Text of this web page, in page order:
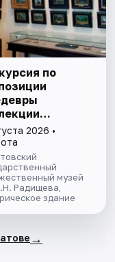
по
2026 •
музей
Радищева,
здание
→